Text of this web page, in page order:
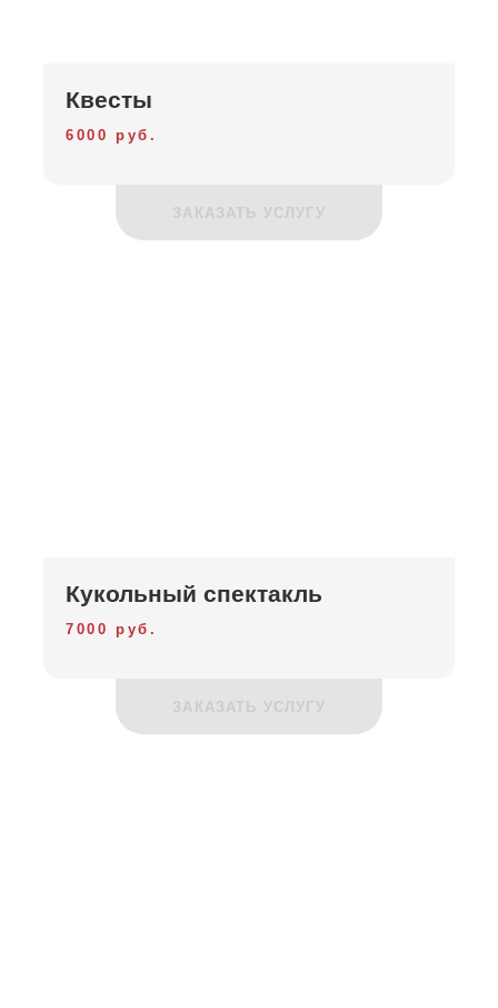
Квесты
6000 руб.
ЗАКАЗАТЬ УСЛУГУ
Кукольный спектакль
7000 руб.
ЗАКАЗАТЬ УСЛУГУ